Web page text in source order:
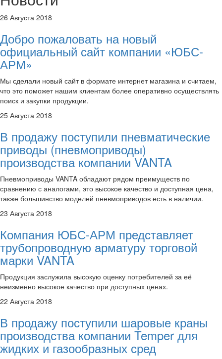
26 Августа 2018
Добро пожаловать на новый
официальный сайт компании «ЮБС-
АРМ»
Мы сделали новый сайт в формате интернет магазина и считаем,
что это поможет нашим клиентам более оперативно осуществлять
поиск и закупки продукции.
25 Августа 2018
В продажу поступили пневматические
приводы (пневмоприводы)
производства компании VANTA
Пневмоприводы VANTA обладают рядом преимуществ по
сравнению с аналогами, это высокое качество и доступная цена,
также большинство моделей пневмоприводов есть в наличии.
23 Августа 2018
Компания ЮБС-АРМ представляет
трубопроводную арматуру торговой
марки VANTA
Продукция заслужила высокую оценку потребителей за её
неизменно высокое качество при доступных ценах.
22 Августа 2018
В продажу поступили шаровые краны
производства компании Temper для
жидких и газообразных сред